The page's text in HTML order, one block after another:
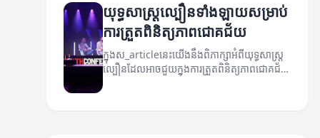
យុទ្ធសាស្ត្រល្បឿនទាំងឡាយសម្រាប់
ការត្រួតពិនិត្យភាពជោគជ័យ
ក្នុងស_articleនេះយើងនឹងពិភាក្សាអំពីយុទ្ធសាស្ត្រ
ល្បឿនដែលអាចជួយក្នុងការត្រួតពិនិត្យភាពជោគជ័យ
របស់ស្ថាប័នផ្សេងៗ។